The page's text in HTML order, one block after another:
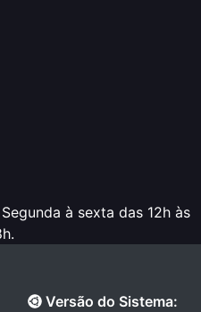
à sexta das 12h às
Versão do Sistema: